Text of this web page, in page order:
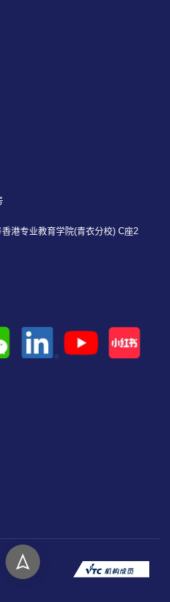
港专业教育学院(青衣分校) C座2